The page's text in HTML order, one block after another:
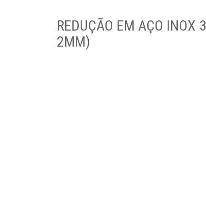
REDUÇÃO EM AÇO INOX
2MM)